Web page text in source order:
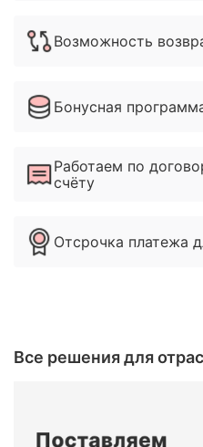
Возможность
Бонусная
Работаем по
счёту
Отсрочка платежа
Все решения для